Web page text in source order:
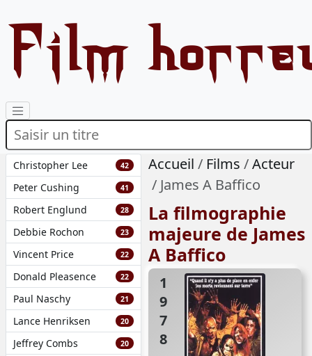
Film
Christopher Lee 42
Peter Cushing 41
Robert Englund 28
Debbie Rochon 23
Vincent Price 22
Donald Pleasence 22
Paul Naschy 21
Lance Henriksen 20
Jeffrey Combs 20
Accueil Films
Acteur
James A Baffico
La filmographie
majeure de James
A Baffico
1978